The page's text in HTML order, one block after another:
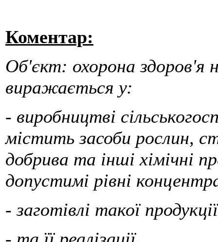
Коментар:
Об'єкт: охорона здоров'я
виражається у:
- виробництві
містить засоби рослин,
добрива та інші хімічні
допустимі рівні
- заготівлі такої